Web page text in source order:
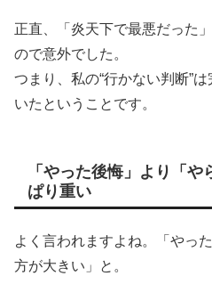
正直、「炎天下で最悪だった
ので意外でした。
つまり、私の“行かない判断”
いたということです。
「やった後悔」より「
ぱり重い
よく言われますよね。「やっ
方が大きい」と。